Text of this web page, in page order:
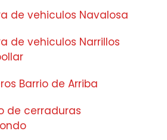
de vehiculos Navalosa
de vehiculos Narrillos
Barrio de Arriba
de cerraduras